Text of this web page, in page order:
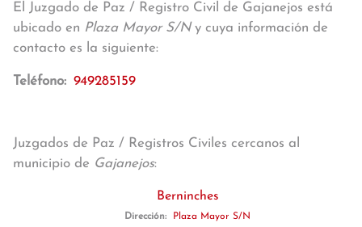
El Juzgado de Paz / Registro Civil de Gajanejos está
ubicado en Plaza Mayor S/Ny cuya información de
contacto es la siguiente:
Teléfono: 949285159
Juzgados de Paz / Registros Civiles cercanos al
municipio de Gajanejos:
Berninches
Dirección:
Plaza Mayor S/N